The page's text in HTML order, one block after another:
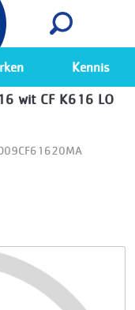
Bekijk
Kennis
wit CF K616 LO